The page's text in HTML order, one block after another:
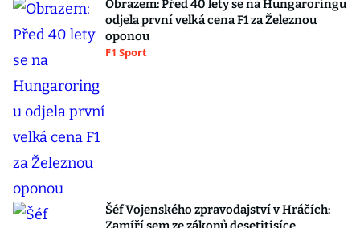
Obrazem: Před 40 lety se na Hungaroringu
odjela první velká cena F1 za Železnou
oponou
F1 Sport
Šéf Vojenského zpravodajství v Hráčích: